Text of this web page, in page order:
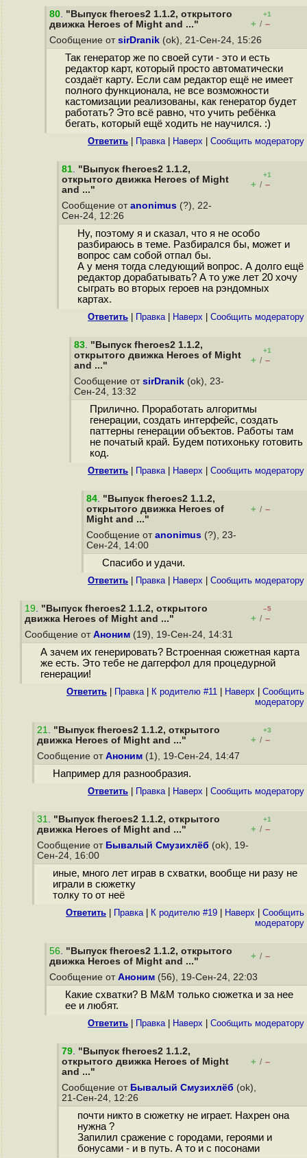
80. "Выпуск fheroes2 1.1.2, открытого
движка Heroes of Might and ..."
+1
+ / –
Сообщение от sirDranik (ok), 21-Сен-24, 15:26
Так генератор же по своей сути - это и есть
редактор карт, который просто автоматически
создаёт карту. Если сам редактор ещё не имеет
полного функционала, не все возможности
кастомизации реализованы, как генератор будет
работать? Это всё равно, что учить ребёнка
бегать, который ещё ходить не научился. :)
Ответить Правка| Наверх Cообщить модератору
81. "Выпуск fheroes2 1.1.2,
открытого движка Heroes of Might
and ..."
+1
+ / –
Сообщение от anonimus (?), 22-
Сен-24, 12:26
Ну, поэтому я и сказал, что я не особо
разбираюсь в теме. Разбирался бы, может и
вопрос сам собой отпал бы.
А у меня тогда следующий вопрос. А долго ещё
редактор дорабатывать? А то уже лет 20 хочу
сыграть во вторых героев на рэндомных
картах.
Ответить Правка| Наверх Cообщить модератору
83. "Выпуск fheroes2 1.1.2,
открытого движка Heroes of Might
and ..."
+1
+ / –
Сообщение от sirDranik (ok), 23-
Сен-24, 13:32
Прилично. Проработать алгоритмы
генерации, создать интерфейс, создать
паттерны генерации объектов. Работы там
не початый край. Будем потихоньку готовить
код.
Ответить Правка| Наверх Cообщить модератору
84. "Выпуск fheroes2 1.1.2,
открытого движка Heroes of
Might and ..."
+ / –
Сообщение от anonimus (?), 23-
Сен-24, 14:00
Спасибо и удачи.
Ответить Правка| Наверх Cообщить модератору
19. "Выпуск fheroes2 1.1.2, открытого
движка Heroes of Might and ..."
–5
+ / –
Сообщение от Аноним (19), 19-Сен-24, 14:31
А зачем их генерировать? Встроенная сюжетная карта
же есть. Это тебе не даггерфол для процедурной
генерации!
Ответить Правка| К родителю #11 Наверх
Cообщить
модератору
21. "Выпуск fheroes2 1.1.2, открытого
движка Heroes of Might and ..."
+3
+ / –
Сообщение от Аноним (1), 19-Сен-24, 14:47
Например для разнообразия.
Ответить Правка| Наверх Cообщить модератору
31. "Выпуск fheroes2 1.1.2, открытого
движка Heroes of Might and ..."
+1
+ / –
Сообщение от Бывалый Смузихлёб (ok), 19-
Сен-24, 16:00
иные, много лет играв в схватки, вообще ни разу не
играли в сюжетку
толку то от неё
Ответить Правка| К родителю #19 Наверх
Cообщить
модератору
56. "Выпуск fheroes2 1.1.2, открытого
движка Heroes of Might and ..."
+ / –
Сообщение от Аноним (56), 19-Сен-24, 22:03
Какие схватки? В M&M только сюжетка и за нее
ее и любят.
Ответить Правка| Наверх Cообщить модератору
79. "Выпуск fheroes2 1.1.2,
открытого движка Heroes of Might
and ..."
+ / –
Сообщение от Бывалый Смузихлёб (ok),
21-Сен-24, 12:26
почти никто в сюжетку не играет. Нахрен она
нужна ?
Запилил сражение с городами, героями и
бонусами - и в путь. А то и с посонами